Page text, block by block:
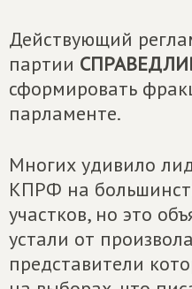
Действующий
партии
сформировать
парламенте.
Многих удивило
КПРФ на
участков, но это
устали от
представители